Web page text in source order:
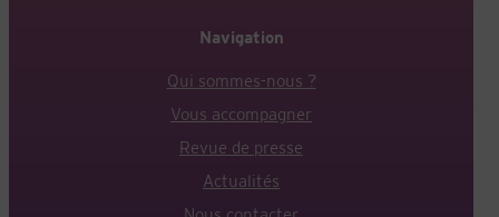
Navigation
Qui sommes-nous ?
Vous accompagner
Revue de presse
Actualités